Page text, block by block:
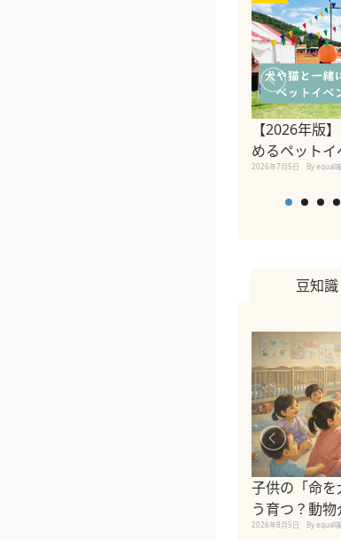
【2026年版
めるペット
2026年7月5日 By equall
豆知識
子供の「命
う育つ？動
2026年8月5日 By equall